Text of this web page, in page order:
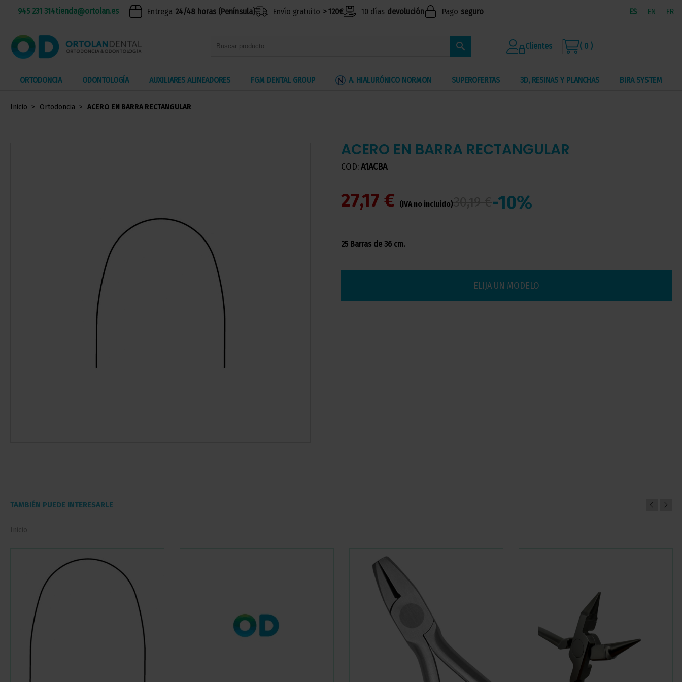
945 231 314tienda@ortolan.es Entrega 24/48 horas (Península) Envío gratuito > 120€ 10 días devolución Pago seguro ES EN FR
search Clientes ( 0 )
ORTODONCIA ODONTOLOGÍA AUXILIARES ALINEADORES FGM DENTAL GROUP A. HIALURÓNICO NORMON SUPEROFERTAS 3D, RESINAS Y PLANCHAS BIRA SYSTEM
Inicio Ortodoncia ACERO EN BARRA RECTANGULAR
ACERO EN BARRA RECTANGULAR
COD:A1ACBA
27,17 € (IVA no incluido) -10%
25 Barras de 36 cm.
ELIJA UN MODELO
TAMBIÉN PUEDE INTERESARLE
Inicio